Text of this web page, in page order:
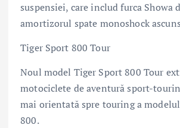
suspensiei, care includ furca Showa
amortizorul spate monoshock
Tiger Sport 800 Tour
Noul model Tiger Sport 800 Tour
motociclete de aventură sport-
mai orientată spre touring a
800.